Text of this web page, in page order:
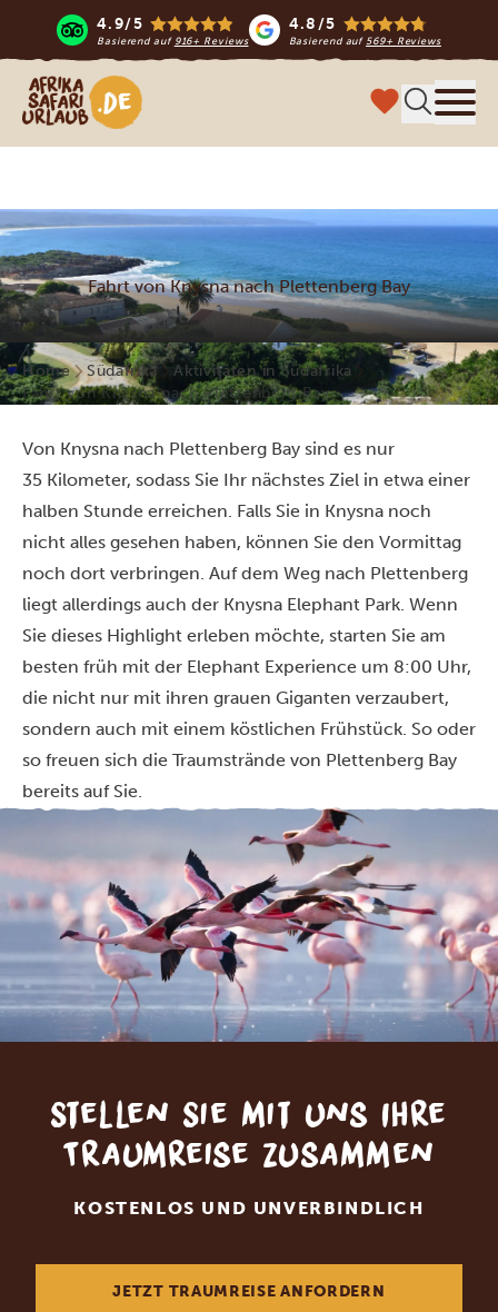
4.9/5
Basierend auf 916+ Reviews
4.8/5
Basierend auf569+ Reviews
Afrika Safari Urlaub
Fahrt von Knysna nach Plettenberg Bay
Home Südafrika
Aktivitäten in Südafrika
Fahrt von Knysna nach Plettenberg Bay
Von Knysna nach Plettenberg Bay sind es nur
35 Kilometer, sodass Sie Ihr nächstes Ziel in etwa einer
halben Stunde erreichen. Falls Sie in Knysna noch
nicht alles gesehen haben, können Sie den Vormittag
noch dort verbringen. Auf dem Weg nach Plettenberg
liegt allerdings auch der Knysna Elephant Park. Wenn
Sie dieses Highlight erleben möchte, starten Sie am
besten früh mit der Elephant Experience um 8:00 Uhr,
die nicht nur mit ihren grauen Giganten verzaubert,
sondern auch mit einem köstlichen Frühstück. So oder
so freuen sich die Traumstrände von Plettenberg Bay
bereits auf Sie.
Stellen Sie mit uns Ihre
Traumreise zusammen
KOSTENLOS UND UNVERBINDLICH
JETZT TRAUMREISE ANFORDERN